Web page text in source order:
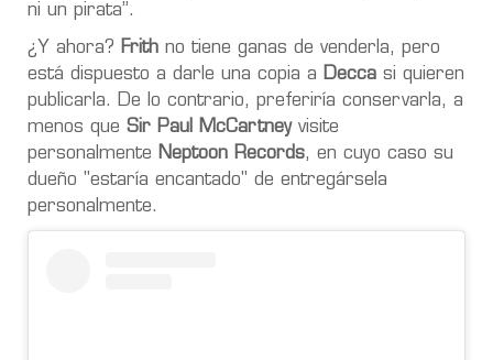
ni un pirata”.
¿Y ahora? Frith no tiene ganas de venderla, pero
está dispuesto a darle una copia a Decca si quieren
publicarla.
De lo contrario, preferiría conservarla, a
menos que Sir Paul McCartney visite
personalmente
Neptoon Records, en cuyo caso su
dueño "estaría encantado" de entregársela
personalmente.